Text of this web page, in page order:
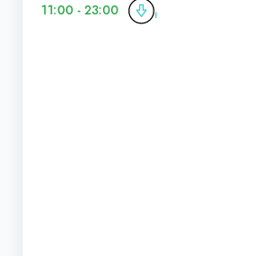
11:00 - 23:00